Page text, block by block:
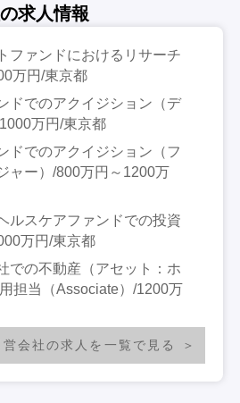
求人情報
ファンドにおけるリサーチ
万円/東京都
ドでのアクイジション（デ
万円/東京都
ドでのアクイジション（フ
ャー）/800万円～1200万
ルスケアファンドでの投資
万円/東京都
での不動産（アセット：ホ
担当（Associate）/1200万
会社の求人を一覧で見る